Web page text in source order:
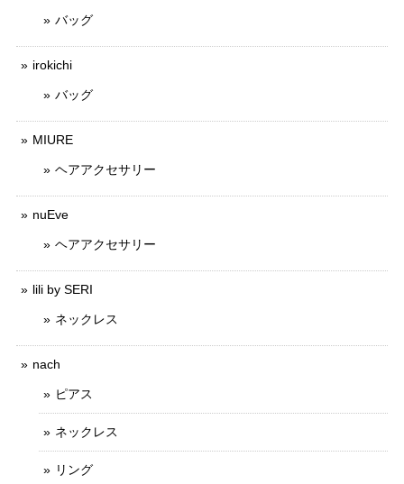
バッグ
irokichi
バッグ
MIURE
ヘアアクセサリー
nuEve
ヘアアクセサリー
lili by SERI
ネックレス
nach
ピアス
ネックレス
リング